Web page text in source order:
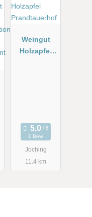
Weingut
Holzapfel
1 Bew.
Joching
11.4 km